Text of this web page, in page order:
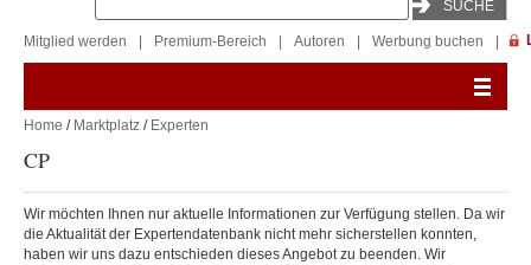
Mitglied werden Premium-Bereich Autoren Werbung buchen
Home / Marktplatz / Experten
CP
Wir möchten Ihnen nur aktuelle Informationen zur Verfügung stellen. Da wir
die Aktualität der Expertendatenbank nicht mehr sicherstellen konnten,
haben wir uns dazu entschieden dieses Angebot zu beenden. Wir